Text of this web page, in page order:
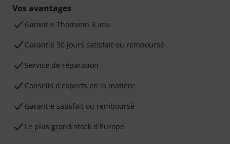
Vos avantages
Ga­ran­tie Thomann 3 ans
Garantie 30 jours satisfait ou remboursé
Service de réparation
Conseils d'experts en la matière
Garantie satisfait ou remboursé
Le plus grand stock d'Europe